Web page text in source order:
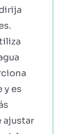
y es
ajustar